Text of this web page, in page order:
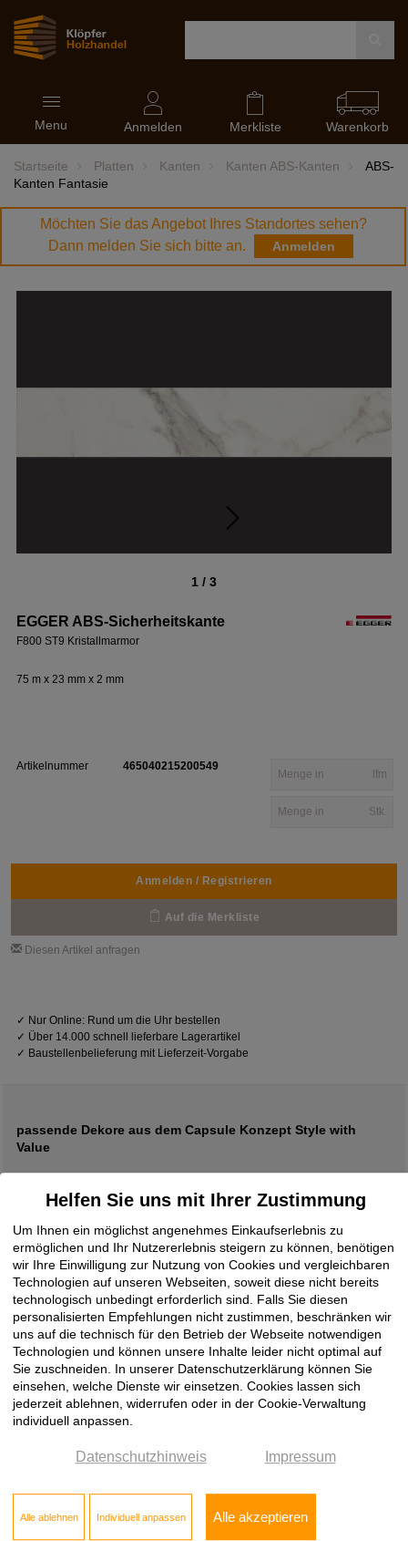
Navigation
ein-
und
ausblenden
Menu Anmelden Merkliste Warenkorb
Startseite Platten Kanten Kanten ABS-Kanten
ABS-
Kanten Fantasie
Möchten Sie das Angebot Ihres Standortes sehen?
Dann melden Sie sich bitte an.
Anmelden
1 / 3
EGGER ABS-Sicherheitskante
F800 ST9 Kristallmarmor
75 m x 23 mm x 2 mm
Artikelnummer 465040215200549
lfm
Stk.
Anmelden / Registrieren
Auf die Merkliste
Diesen Artikel anfragen
✓ Nur Online: Rund um die Uhr bestellen
✓ Über 14.000 schnell lieferbare Lagerartikel
✓ Baustellenbelieferung mit Lieferzeit-Vorgabe
passende Dekore aus dem Capsule Konzept Style with
Value
F800 ST9 Kristallmarmor U767 PM Cubanitgrau
Helfen Sie uns mit Ihrer Zustimmung
Um Ihnen ein möglichst angenehmes Einkaufserlebnis zu
ermöglichen und Ihr Nutzererlebnis steigern zu können, benötigen
wir Ihre Einwilligung zur Nutzung von Cookies und vergleichbaren
Technologien auf unseren Webseiten, soweit diese nicht bereits
technologisch unbedingt erforderlich sind. Falls Sie diesen
personalisierten Empfehlungen nicht zustimmen, beschränken wir
uns auf die technisch für den Betrieb der Webseite notwendigen
Technologien und können unsere Inhalte leider nicht optimal auf
Sie zuschneiden. In unserer Datenschutzerklärung können Sie
einsehen, welche Dienste wir einsetzen. Cookies lassen sich
jederzeit ablehnen, widerrufen oder in der Cookie-Verwaltung
individuell anpassen.
Datenschutzhinweis Impressum
Alle ablehnen Individuell anpassen Alle akzeptieren